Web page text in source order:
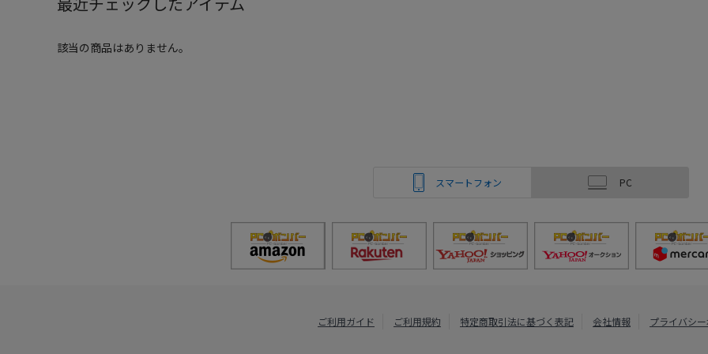
該当の商品はありません。
スマートフォン PC
ご利用ガイド ご利用規約 特定商取引法に基づく表記 会社情報 プライバシ